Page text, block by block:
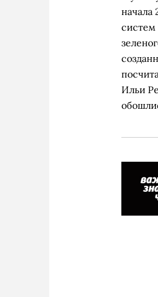
начала
систем
Ильи